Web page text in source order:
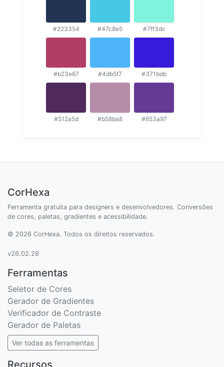
#223354 #47c8e5 #7ff3dc
#b23e67 #4db5f7 #371bdb
#512a5d #b58ba8 #653a97
CorHexa
Ferramenta gratuita para designers e desenvolvedores. Conversões
de cores, paletas, gradientes e acessibilidade.
© 2026 CorHexa. Todos os direitos reservados.
v26.02.28
Ferramentas
Seletor de Cores
Gerador de Gradientes
Verificador de Contraste
Gerador de Paletas
Ver todas as ferramentas
Recursos